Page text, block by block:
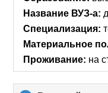
Название ВУЗ-а:
Специализация:
Материальное
Проживание: на